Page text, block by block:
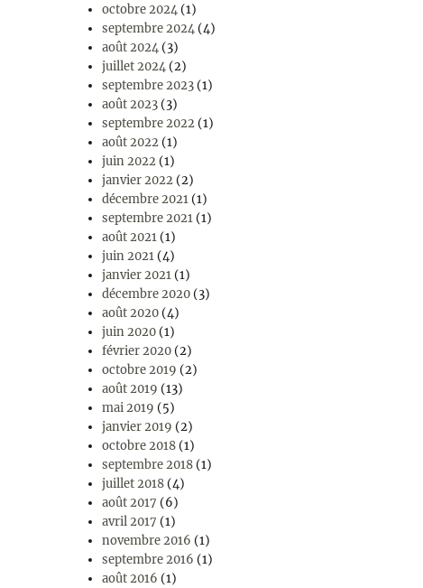
octobre 2024 (1)
septembre 2024 (4)
août 2024 (3)
juillet 2024 (2)
septembre 2023 (1)
août 2023 (3)
septembre 2022 (1)
août 2022 (1)
juin 2022 (1)
janvier 2022 (2)
décembre 2021 (1)
septembre 2021 (1)
août 2021 (1)
juin 2021 (4)
janvier 2021 (1)
décembre 2020 (3)
août 2020 (4)
juin 2020 (1)
février 2020 (2)
octobre 2019 (2)
août 2019 (13)
mai 2019 (5)
janvier 2019 (2)
octobre 2018 (1)
septembre 2018 (1)
juillet 2018 (4)
août 2017 (6)
avril 2017 (1)
novembre 2016 (1)
septembre 2016 (1)
août 2016 (1)